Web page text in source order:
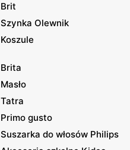
Brit
Szynka Olewnik
Koszule
Brita
Masło
Tatra
Primo gusto
Suszarka do włosów Philips